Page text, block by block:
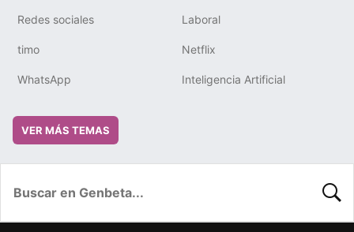
Redes sociales Laboral
timo Netflix
WhatsApp Inteligencia Artificial
VER MÁS TEMAS